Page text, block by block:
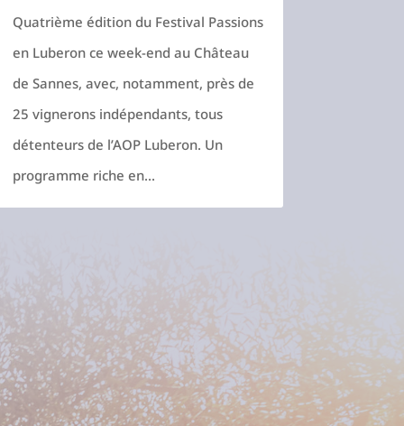
Quatrième édition du Festival Passions
en Luberon ce week-end au Château
de Sannes, avec, notamment, près de
25 vignerons indépendants, tous
détenteurs de l’AOP Luberon. Un
programme riche en...